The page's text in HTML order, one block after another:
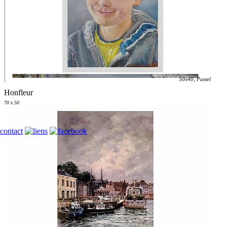
Honfleur
70 x 50
50x40, Pastel